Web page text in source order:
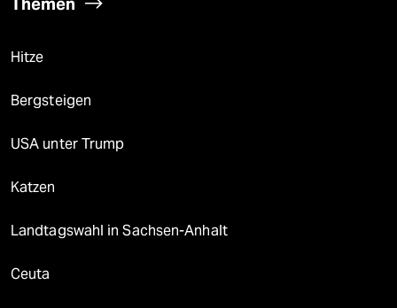
Hitze
Bergsteigen
USA unter Trump
Katzen
Landtagswahl in Sachsen-Anhalt
Ceuta